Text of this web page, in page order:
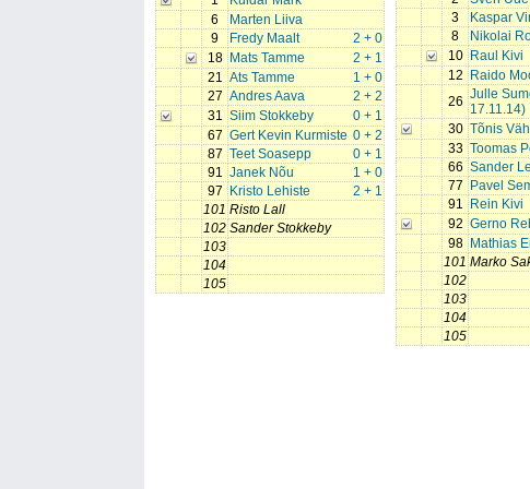
6
Marten Liiva
9
2 + 0
Fredy Maalt
18
2 + 1
Mats Tamme
21
1 + 0
Ats Tamme
27
2 + 2
Andres Aava
31
0 + 1
Siim Stokkeby
67
0 + 2
Gert Kevin Kurmiste
87
0 + 1
Teet Soasepp
91
1 + 0
Janek Nõu
97
2 + 1
Kristo Lehiste
101 Risto Lall
102 Sander Stokkeby
103
104
105
3
Kaspar
8
Nikolai
10
Raul Kivi
12
Raido
26 Julle
17.11.14)
30 Tõnis
33 Toomas
66 Sander
77
Pavel
91
Rein Kivi
92 Gerno
98
Mathias
101 Marko
102
103
104
105